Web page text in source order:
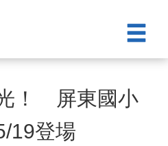
！ 屏東國小
19登場